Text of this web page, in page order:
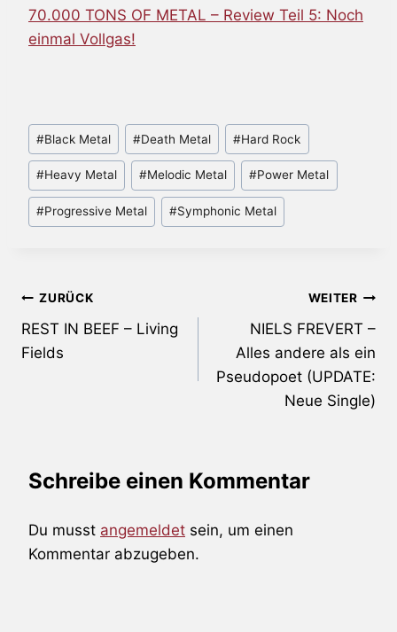
70.000 TONS OF METAL – Review Teil 5: Noch
einmal Vollgas!
Schlagworte:
#Black Metal #Death Metal #Hard Rock
#Heavy Metal #Melodic Metal #Power Metal
#Progressive Metal #Symphonic Metal
Beitragsnavigation
ZURÜCK
REST IN BEEF – Living
Fields
WEITER
NIELS FREVERT –
Alles andere als ein
Pseudopoet (UPDATE:
Neue Single)
Schreibe einen Kommentar
Du musst angemeldet sein, um einen
Kommentar abzugeben.